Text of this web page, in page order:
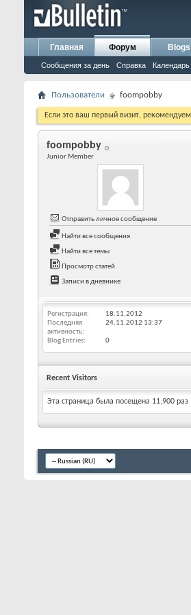
Главная Форум
Сообщения за день Справка Календарь
Blogs
Пользователи foompobby
Если это ваш первый визит,
foompobby
Junior Member
Отправить личное сообщение
Найти все сообщения
Найти все темы
Просмотр статей
Записи в дневнике
Регистрация
18.11.2012
Последняя
активность
24.11.2012 13:37
Blog Entries 0
Recent Visitors
Эта страница была посещена 11,900 раз